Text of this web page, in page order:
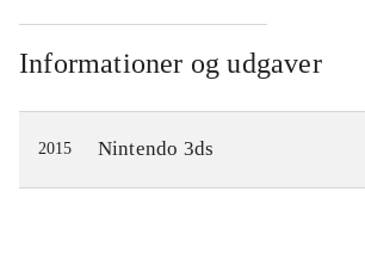
Informationer og udgaver
2015 Nintendo 3ds